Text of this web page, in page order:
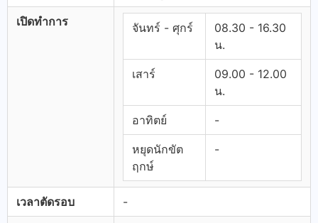
เปิดทำการ จันทร์ - ศุกร์
08.30 - 16.30
น.
เสาร์
09.00 - 12.00
น.
อาทิตย์ -
หยุดนักขัต
ฤกษ์
-
เวลาตัดรอบ -